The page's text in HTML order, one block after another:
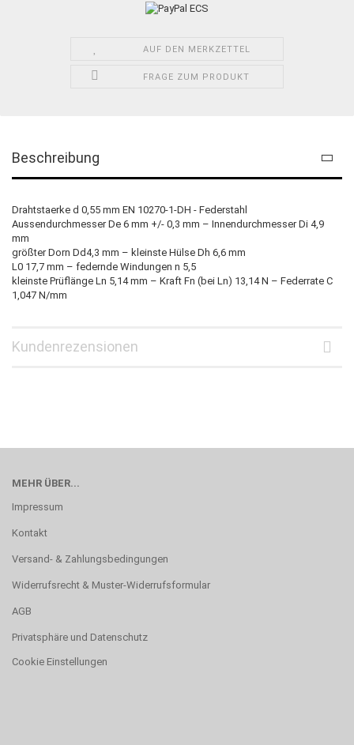
AUF DEN MERKZETTEL
FRAGE ZUM PRODUKT
Beschreibung
Drahtstaerke d 0,55 mm EN 10270-1-DH - Federstahl
Aussendurchmesser De 6 mm +/- 0,3 mm – Innendurchmesser Di 4,9
mm
größter Dorn Dd4,3 mm – kleinste Hülse Dh 6,6 mm
L0 17,7 mm – federnde Windungen n 5,5
kleinste Prüflänge Ln 5,14 mm – Kraft Fn (bei Ln) 13,14 N – Federrate C
1,047 N/mm
Kundenrezensionen
MEHR ÜBER...
Impressum
Kontakt
Versand- & Zahlungsbedingungen
Widerrufsrecht & Muster-Widerrufsformular
AGB
Privatsphäre und Datenschutz
Cookie Einstellungen